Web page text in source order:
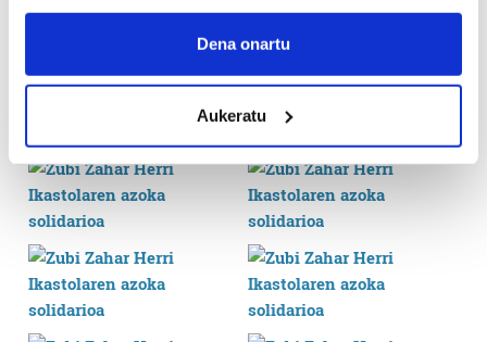
If you allow, we would also like to:
Collect information about your geographical
meters
Identify your device by actively scanning it for
specific characteristics (fingerprinting)
Find out more about how your personal data is processed
and set your preferences in thedetails section.
Guk eta gure bazkideek zure datu pertsonalak
prozesatzen ditugu, zure IP zenbakia, besteak beste,
teknologia erabiliz, cookieak adibidez, iragarki eta eduki
pertsonalizatuak eskaintzeko, iragarkiak eta edukia
Dena onartu
Aukeratu